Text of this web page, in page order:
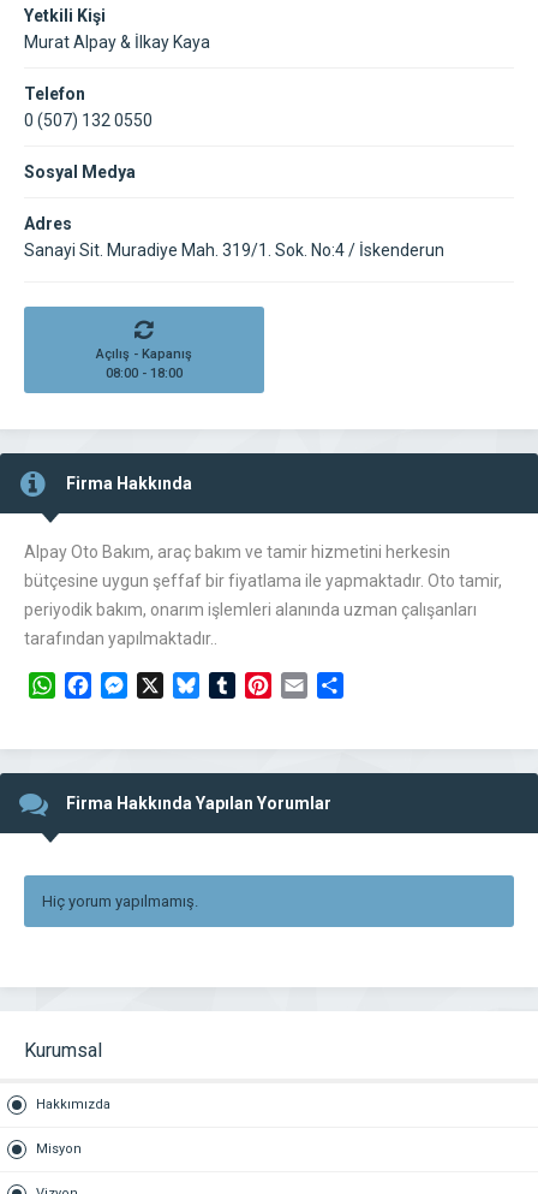
Yetkili Kişi
Murat Alpay & İlkay Kaya
Telefon
0 (507) 132 0550
Sosyal Medya
Adres
Sanayi Sit. Muradiye Mah. 319/1. Sok. No:4 / İskenderun
Açılış - Kapanış
08:00 - 18:00
Firma Hakkında
Alpay Oto Bakım, araç bakım ve tamir hizmetini herkesin
bütçesine uygun şeffaf bir fiyatlama ile yapmaktadır. Oto tamir,
periyodik bakım, onarım işlemleri alanında uzman çalışanları
tarafından yapılmaktadır..
WhatsAppFacebookMessengerBlueskyTumblrPinterest
Email
Firma Hakkında Yapılan Yorumlar
Hiç yorum yapılmamış.
Kurumsal
Hakkımızda
Misyon